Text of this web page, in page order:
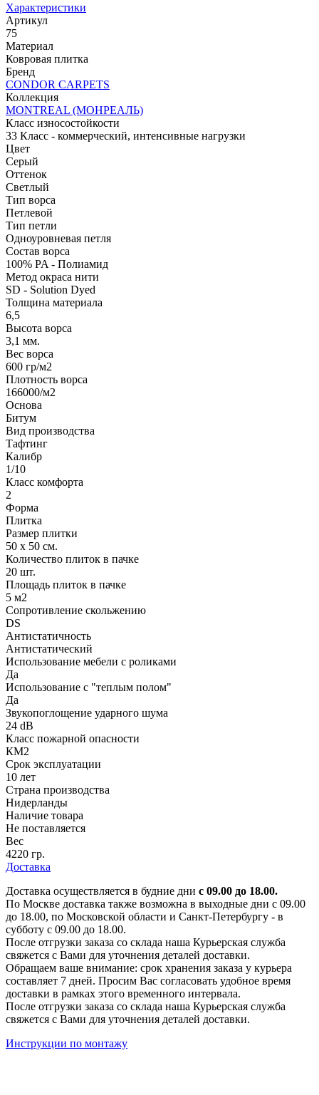
Характеристики
Артикул
75
Материал
Ковровая плитка
Бренд
CONDOR CARPETS
Коллекция
MONTREAL (МОНРЕАЛЬ)
Класс износостойкости
33 Класс - коммерческий, интенсивные нагрузки
Цвет
Серый
Оттенок
Светлый
Тип ворса
Петлевой
Тип петли
Одноуровневая петля
Состав ворса
100% PA - Полиамид
Метод окраса нити
SD - Solution Dyed
Толщина материала
6,5
Высота ворса
3,1 мм.
Вес ворса
600 гр/м2
Плотность ворса
166000/м2
Основа
Битум
Вид производства
Тафтинг
Калибр
1/10
Класс комфорта
2
Форма
Плитка
Размер плитки
50 х 50 см.
Количество плиток в пачке
20 шт.
Площадь плиток в пачке
5 м2
Сопротивление скольжению
DS
Антистатичность
Антистатический
Использование мебели с роликами
Да
Использование с "теплым полом"
Да
Звукопоглощение ударного шума
24 dB
Класс пожарной опасности
КМ2
Срок эксплуатации
10 лет
Страна производства
Нидерланды
Наличие товара
Не поставляется
Вес
4220 гр.
Доставка
Доставка осуществляется в будние дни с 09.00 до 18.00.
По Москве доставка также возможна в выходные дни с 09.00
до 18.00, по Московской области и Санкт-Петербургу - в
субботу с 09.00 до 18.00.
После отгрузки заказа со склада наша Курьерская служба
свяжется с Вами для уточнения деталей доставки.
Обращаем ваше внимание: срок хранения заказа у курьера
составляет 7 дней. Просим Вас согласовать удобное время
доставки в рамках этого временного интервала.
После отгрузки заказа со склада наша Курьерская служба
свяжется с Вами для уточнения деталей доставки.
Инструкции по монтажу